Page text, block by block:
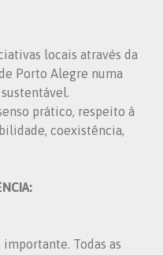
locais através da
Porto Alegre numa
prático, respeito à
coexistência,
Todas as